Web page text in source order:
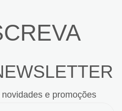
e promoções